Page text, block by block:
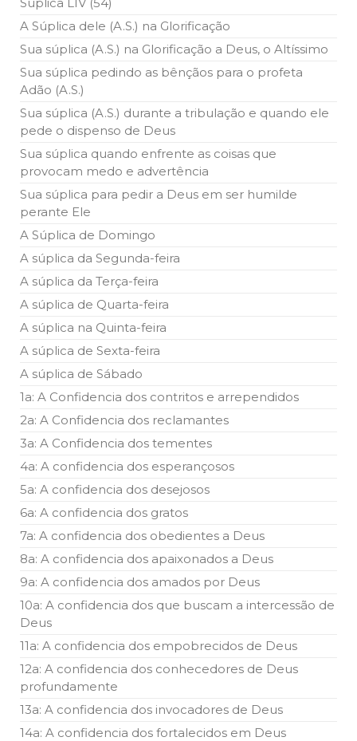
A Súplica dele (A.S.) na Glorificação
Sua súplica (A.S.) na Glorificação a Deus, o Altíssimo
Sua súplica pedindo as bênçãos para o profeta
Adão (A.S.)
Sua súplica (A.S.) durante a tribulação e quando ele
pede o dispenso de Deus
Sua súplica quando enfrente as coisas que
provocam medo e advertência
Sua súplica para pedir a Deus em ser humilde
perante Ele
A Súplica de Domingo
A súplica da Segunda-feira
A súplica da Terça-feira
A súplica de Quarta-feira
A súplica na Quinta-feira
A súplica de Sexta-feira
A súplica de Sábado
1a: A Confidencia dos contritos e arrependidos
2a: A Confidencia dos reclamantes
3a: A Confidencia dos tementes
4a: A confidencia dos esperançosos
5a: A confidencia dos desejosos
6a: A confidencia dos gratos
7a: A confidencia dos obedientes a Deus
8a: A confidencia dos apaixonados a Deus
9a: A confidencia dos amados por Deus
10a: A confidencia dos que buscam a intercessão de
Deus
11a: A confidencia dos empobrecidos de Deus
12a: A confidencia dos conhecedores de Deus
profundamente
13a: A confidencia dos invocadores de Deus
14a: A confidencia dos fortalecidos em Deus